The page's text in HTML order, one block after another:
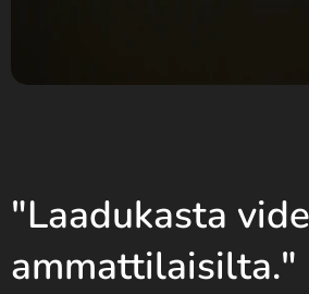
"Laadukasta
ammattilaisilta."